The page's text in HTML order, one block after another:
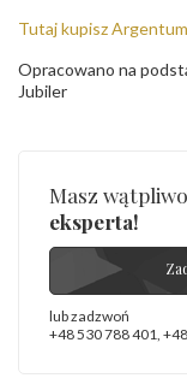
Tutaj kupisz Argentum
Opracowano na
Jubiler
Masz
eksperta!
lub zadzwoń
+48 530 788 401,